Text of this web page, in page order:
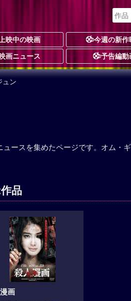
映中の映画 今週の新作
画ニュース 予告編動
ュン
ースを集めたページです。オム・
品
画